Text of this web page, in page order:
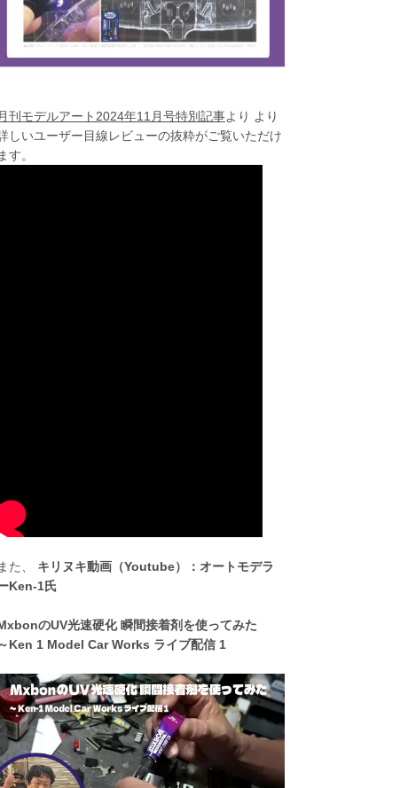
月刊モデルアート2024年11月号特別記事より より
しいユーザー目線レビューの抜粋がご覧いただけ
ます。
また、 キリヌキ動画（Youtube）：オートモデラ
Ken-1氏
のUV光速硬化 瞬間接着剤を使ってみた
～Ken 1 Model Car Works ライブ配信 1